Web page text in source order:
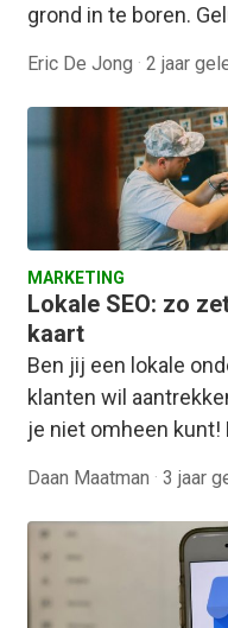
grond in te boren.
Eric De Jong · 2 jaar
MARKETING
Lokale SEO: zo
kaart
Ben jij een lokale
klanten wil
je niet omheen kunt!
Daan Maatman · 3 jaar